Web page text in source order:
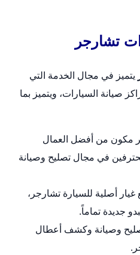
تشارجر
يتميز في مجال الخدمة التي
صيانة السيارات، ويتميز بما
مكون من أفضل العمال
في مجال تصليح وصيانة
غيار أصلية للسيارة تشارجر،
جديدة تماماً.
وصيانة وكشف أعطال